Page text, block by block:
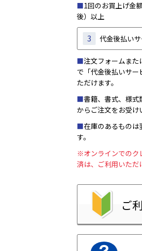
■1回のお買上げ金
後）以上
3 代金後払い
■注文フォームまた
で「代金後払いサー
ただけます。
■書籍、書式、様式
からご注文をお受け
■在庫のあるものは
す。
※オンラインでのク
済は、ご利用いただ
ご